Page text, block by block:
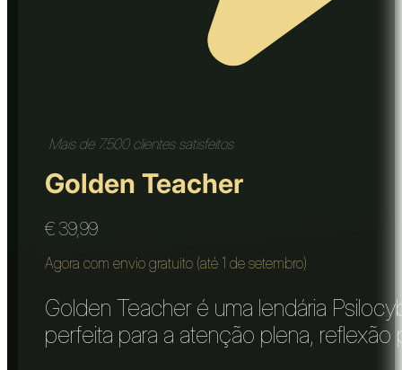
Mais de 7.500 clientes satisfeitos
Golden Teacher
€ 39,99
Agora com envio gratuito (até 1 de setembro)
Golden Teacher é uma lendária
perfeita para a atenção plena, reflexão